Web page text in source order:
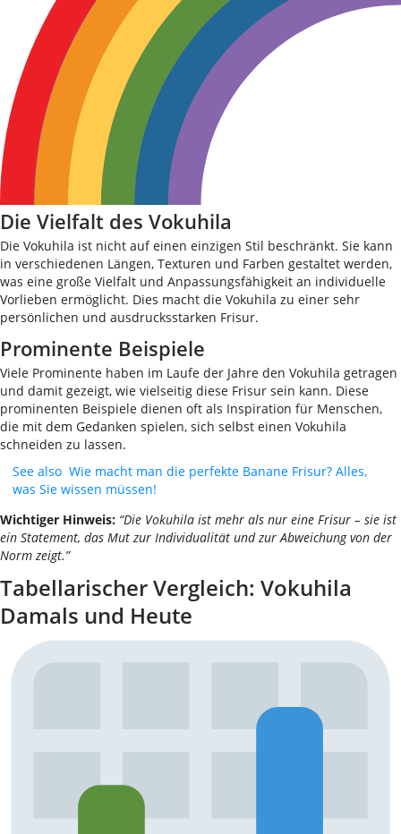
Die Vielfalt des Vokuhila
Die Vokuhila ist nicht auf einen einzigen Stil beschränkt. Sie kann
in verschiedenen Längen, Texturen und Farben gestaltet werden,
was eine große Vielfalt und Anpassungsfähigkeit an individuelle
Vorlieben ermöglicht. Dies macht die Vokuhila zu einer sehr
persönlichen und ausdrucksstarken Frisur.
Prominente Beispiele
Viele Prominente haben im Laufe der Jahre den Vokuhila getragen
und damit gezeigt, wie vielseitig diese Frisur sein kann. Diese
prominenten Beispiele dienen oft als Inspiration für Menschen,
die mit dem Gedanken spielen, sich selbst einen Vokuhila
schneiden zu lassen.
See also Wie macht man die perfekte Banane Frisur? Alles,
was Sie wissen müssen!
Wichtiger Hinweis: “Die Vokuhila ist mehr als nur eine Frisur – sie ist
ein Statement, das Mut zur Individualität und zur Abweichung von der
Norm zeigt.”
Tabellarischer Vergleich: Vokuhila
Damals und Heute